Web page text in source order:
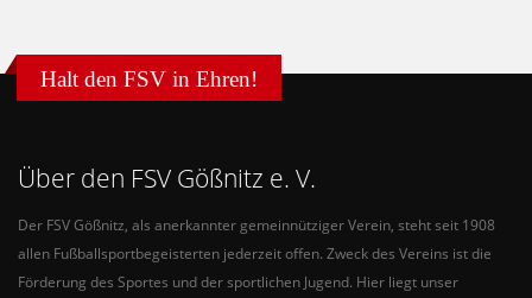
Halt den FSV in Ehren!
Über den FSV Gößnitz e. V.
Der FSV Gößnitz, als anerkannter gemeinnütziger Verein, steht seit 1908
allen Fußballsportbegeisterten jederzeit offen. Zweck des Vereins ist die
Förderung des Sportes und der sportlichen Jugend. Hier liegt unser